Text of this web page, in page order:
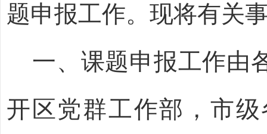
题申报工作。现将有关
一、课题申报工作由
开区党群工作部，市